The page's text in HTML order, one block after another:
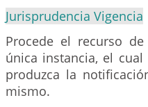
Jurisprudencia Vigencia
Procede el recurso
única instancia, el
produzca la
mismo.